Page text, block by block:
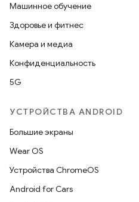
Машинное обучение
Здоровье и фитнес
Камера и медиа
Конфиденциальность
5G
УСТРОЙСТВА ANDROID
Большие экраны
Wear OS
Устройства ChromeOS
Android for Cars